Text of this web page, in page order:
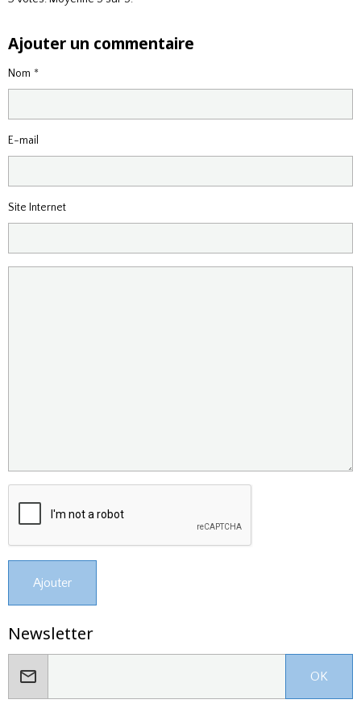
Ajouter un commentaire
Nom
E-mail
Site Internet
Ajouter
Newsletter
OK